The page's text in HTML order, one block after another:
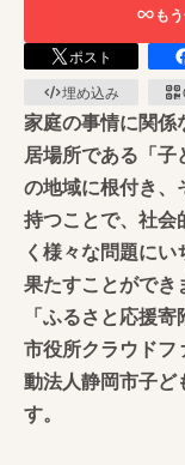
も
ポスト
埋め込み
家庭の事情に関係
居場所である「
の地域に根付き、
持つことで、社会
く様々な問題に
果たすことができ
「ふるさと応援
市役所クラウドフ
動法人静岡市子ど
す。